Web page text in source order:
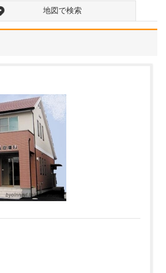
地図で検索
れているそうですね。
はい。足のトラブルは、
靴が原因となっているこ
す。また、足の血行の悪
い下…